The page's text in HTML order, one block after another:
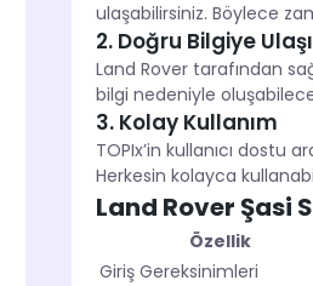
ulaşabilirsiniz. Böylece
2. Doğru Bilgiye
Land Rover tarafından
bilgi nedeniyle
3. Kolay Kullanım
TOPIx’in kullanıcı
Herkesin kolayca
Land Rover Şasi
Özellik
Giriş Gereksinimleri